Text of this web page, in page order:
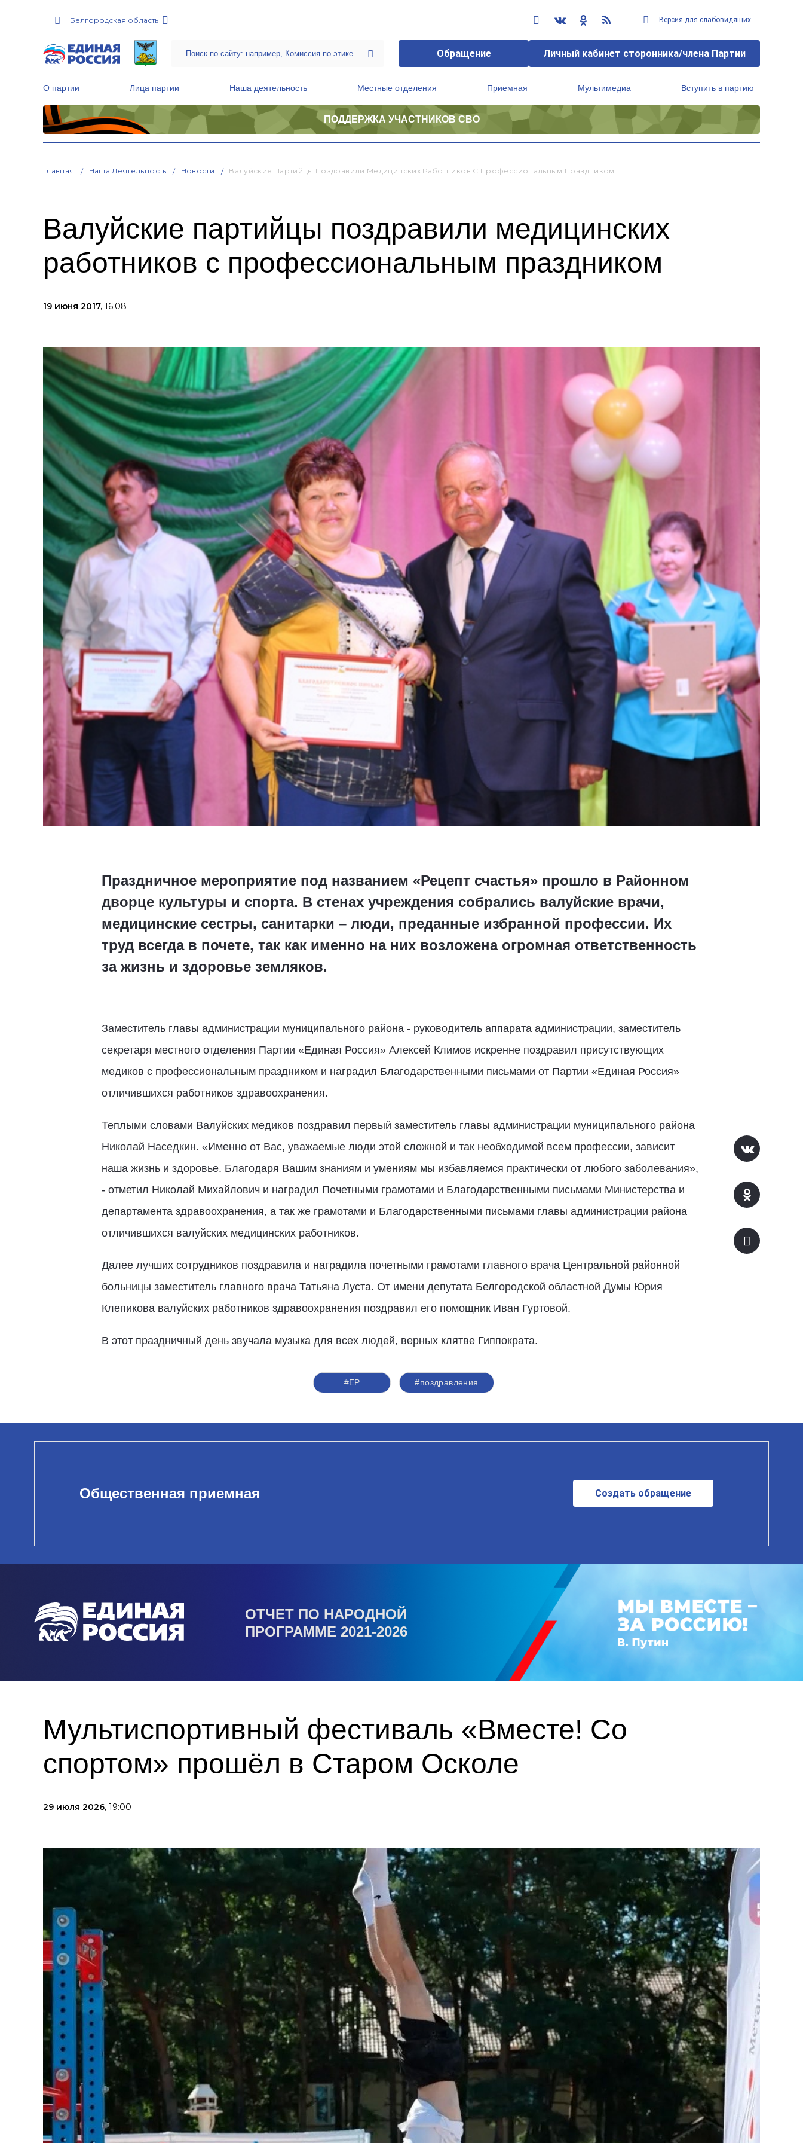
Белгородская область Версия для слабовидящих
Обращение Личный кабинет сторонника/члена Партии
О партии Лица партии Наша деятельность Местные отделения Приемная Мультимедиа Вступить в партию
ПОДДЕРЖКА УЧАСТНИКОВ СВО
Главная Наша Деятельность Новости Валуйские Партийцы Поздравили Медицинских Работников С Профессиональным Праздником
Валуйские партийцы поздравили медицинских
работников с профессиональным праздником
19 июня 2017, 16:08
Праздничное мероприятие под названием «Рецепт счастья» прошло в Районном
дворце культуры и спорта. В стенах учреждения собрались валуйские врачи,
медицинские сестры, санитарки – люди, преданные избранной профессии. Их
труд всегда в почете, так как именно на них возложена огромная ответственность
за жизнь и здоровье земляков.
Заместитель главы администрации муниципального района - руководитель аппарата администрации, заместитель
секретаря местного отделения Партии «Единая Россия» Алексей Климов искренне поздравил присутствующих
медиков с профессиональным праздником и наградил Благодарственными письмами от Партии «Единая Россия»
отличившихся работников здравоохранения.
Теплыми словами Валуйских медиков поздравил первый заместитель главы администрации муниципального района
Николай Наседкин. «Именно от Вас, уважаемые люди этой сложной и так необходимой всем профессии, зависит
наша жизнь и здоровье. Благодаря Вашим знаниям и умениям мы избавляемся практически от любого заболевания»,
- отметил Николай Михайлович и наградил Почетными грамотами и Благодарственными письмами Министерства и
департамента здравоохранения, а так же грамотами и Благодарственными письмами главы администрации района
отличившихся валуйских медицинских работников.
Далее лучших сотрудников поздравила и наградила почетными грамотами главного врача Центральной районной
больницы заместитель главного врача Татьяна Луста. От имени депутата Белгородской областной Думы Юрия
Клепикова валуйских работников здравоохранения поздравил его помощник Иван Гуртовой.
В этот праздничный день звучала музыка для всех людей, верных клятве Гиппократа.
#ЕР #поздравления
Общественная приемная Создать обращение
ОТЧЕТ ПО НАРОДНОЙ
ПРОГРАММЕ 2021-2026
Мультиспортивный фестиваль «Вместе! Со
спортом» прошёл в Старом Осколе
29 июля 2026, 19:00